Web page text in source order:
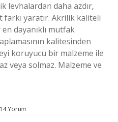
levhalardan daha azdır,
yaratır. Akrilik kaliteli
dayanıklı mutfak
kalitesinden
koruyucu bir malzeme ile
veya solmaz. Malzeme ve
14 Yorum